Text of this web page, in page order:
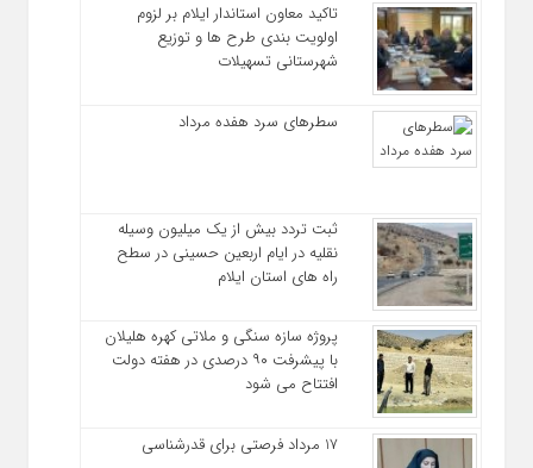
تاکید معاون استاندار ایلام بر لزوم
اولویت‌ بندی طرح‌ ها و توزیع
شهرستانی تسهیلات
سطرهای سرد هفده مرداد
ثبت تردد بیش از یک میلیون وسیله
نقلیه در ایام اربعین حسینی در سطح
راه‌ های استان ایلام
پروژه سازه سنگی و ملاتی کهره هلیلان
با پیشرفت ۹۰ درصدی در هفته دولت
افتتاح می شود
17 مرداد فرصتی برای قدرشناسی